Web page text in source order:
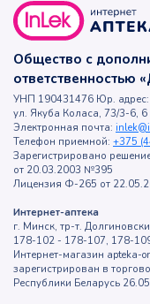
Общество с
УНП 190431476 Юр. адрес:
ул. Якуба Коласа, 73/3-6, 6
Электронная почта:
Телефон приемной: +375
Зарегистрировано
от 20.03.2003 №395
Лицензия Ф-265 от
Интернет-аптека
г. Минск, тр-т.
178-102 - 178-107, 178-
Интернет-магазин apteka-
зарегистрирован в
Республики Беларусь